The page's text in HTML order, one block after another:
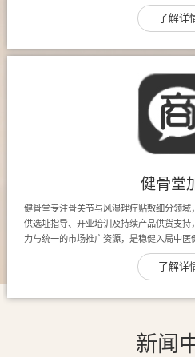
了解详
健骨堂
健骨堂专注骨关节与风湿理疗贴敷细分领
供选址指导、开业培训及持续产品供货支
力与统一的市场推广资源，是稳健入局中医
了解详
新闻